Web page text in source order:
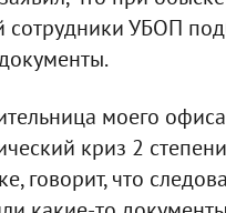
сотрудники УБОП
моего
криз 2
говорит, что